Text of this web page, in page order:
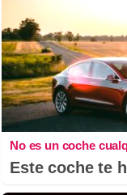
No es un coche
Este coche te